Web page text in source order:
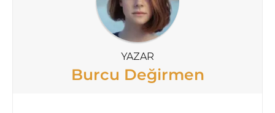
YAZAR
Burcu Değirmen